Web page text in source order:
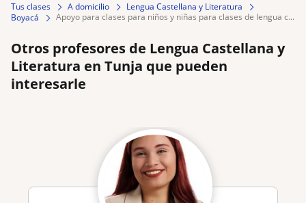
Tus clases A domicilio
Lengua Castellana y Literatura
Boyacá
apoyo para clases para niños y niñas para clases de lengua c...
Otros profesores de Lengua Castellana y
Literatura en Tunja que pueden
interesarle